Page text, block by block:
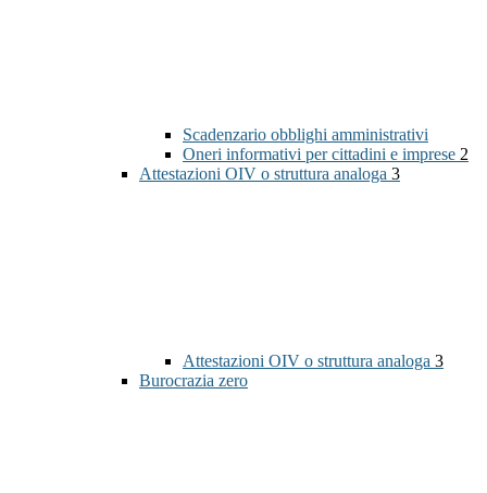
Scadenzario obblighi amministrativi
Oneri informativi per cittadini e imprese 2
Attestazioni OIV o struttura analoga 3
Attestazioni OIV o struttura analoga 3
Burocrazia zero